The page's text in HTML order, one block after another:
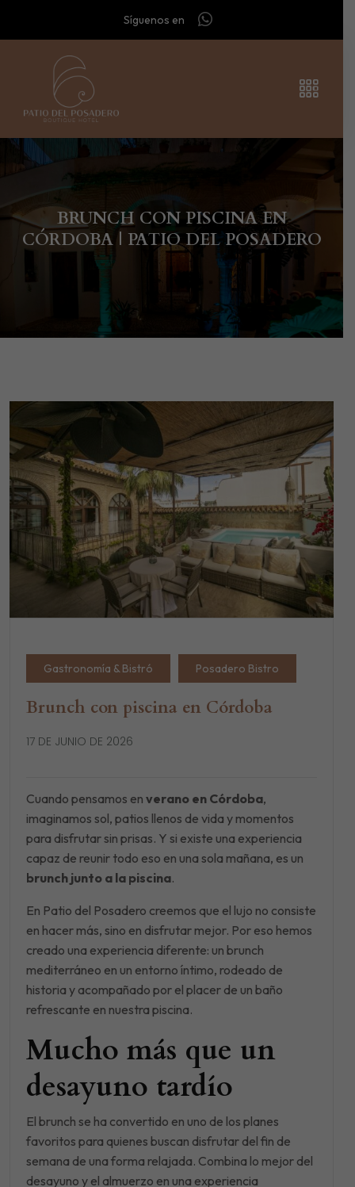
Síguenos en
BRUNCH CON PISCINA EN
CÓRDOBA | PATIO DEL POSADERO
Gastronomía & Bistró Posadero Bistro
Brunch con piscina en Córdoba
17 DE JUNIO DE 2026
Cuando pensamos en verano en Córdoba,
imaginamos sol, patios llenos de vida y momentos
para disfrutar sin prisas. Y si existe una experiencia
capaz de reunir todo eso en una sola mañana, es un
brunch junto a la piscina.
En Patio del Posadero creemos que el lujo no consiste
en hacer más, sino en disfrutar mejor. Por eso hemos
creado una experiencia diferente: un brunch
mediterráneo en un entorno íntimo, rodeado de
historia y acompañado por el placer de un baño
refrescante en nuestra piscina.
Mucho más que un
desayuno tardío
El brunch se ha convertido en uno de los planes
favoritos para quienes buscan disfrutar del fin de
semana de una forma relajada. Combina lo mejor del
desayuno y el almuerzo en una experiencia